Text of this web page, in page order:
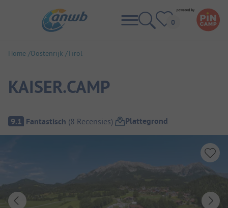
Home Oostenrijk Tirol
KAISER.CAMP
Camping overzicht
9.1 Fantastisch (8 Recensies) Plattegrond